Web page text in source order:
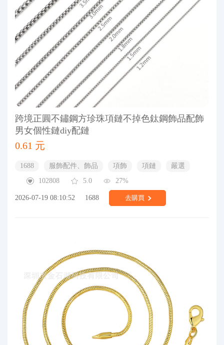
跨境正圓不鏽鋼方珍珠項鏈不掉色鈦鋼飾品配飾
男女個性鏈diy配鏈
0.61 元
1688 服飾配件、飾品 項飾 項鏈
嚴選
102808
5.0 27%
2026-07-19 08:10:52 1688 去購買